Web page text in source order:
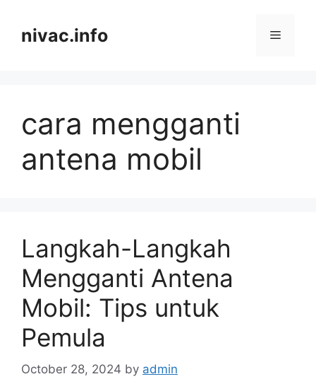
contentnivac.info Menu
cara mengganti
antena mobil
Langkah-Langkah
Mengganti Antena
Mobil: Tips untuk
Pemula
October 28, 2024 by admin